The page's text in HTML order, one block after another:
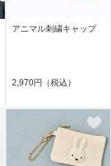
アニマル刺繍キャップ
2,970円（税込）